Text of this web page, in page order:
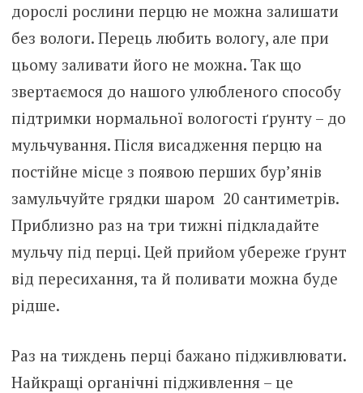
дорослі рослини перцю не можна залишати
без вологи. Перець любить вологу, але при
цьому заливати його не можна. Так що
звертаємося до нашого улюбленого способу
підтримки нормальної вологості ґрунту – до
мульчування. Після висадження перцю на
постійне місце з появою перших бур’янів
замульчуйте грядки шаром 20 сантиметрів.
Приблизно раз на три тижні підкладайте
мульчу під перці. Цей прийом убереже ґрунт
від пересихання, та й поливати можна буде
рідше.
Раз на тиждень перці бажано підживлювати.
Найкращі органічні підживлення – це